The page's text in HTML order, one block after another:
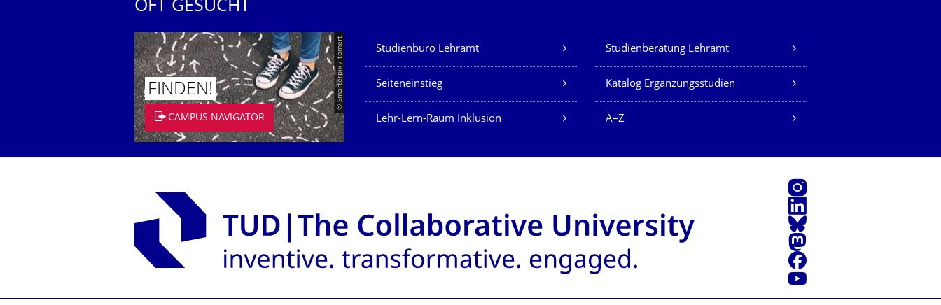
OFT GESUCHT
© Smarterpix / tomert
FINDEN!
CAMPUS NAVIGATOR
Unsere Dienste
Studienbüro Lehramt Studienberatung Lehramt
Seiteneinstieg Katalog Ergänzungsstudien
Lehr-Lern-Raum Inklusion A–Z
Instagram
LinkedIn
Bluesky
Mastodon
Facebook
Youtube